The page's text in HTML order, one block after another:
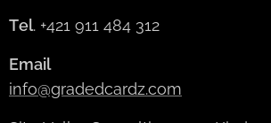
Tel. +421 911 484 312
Email
info@gradedcardz.com